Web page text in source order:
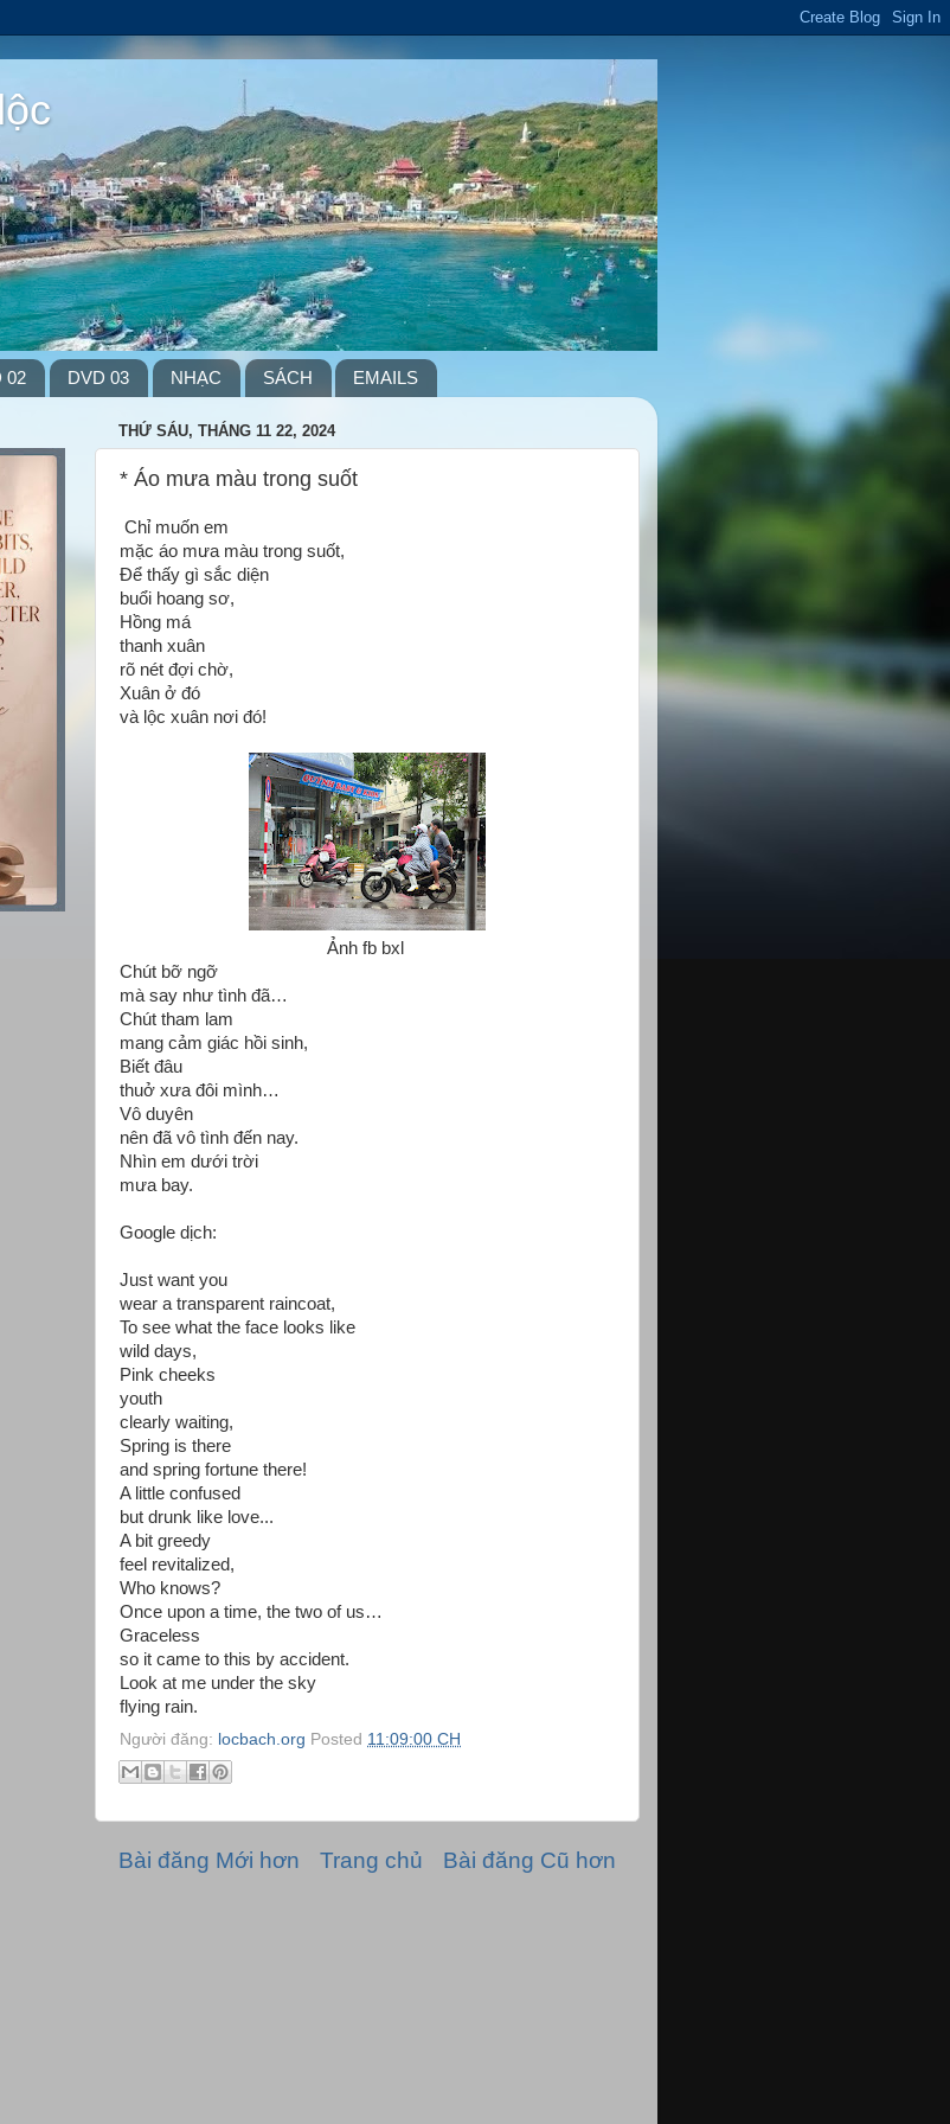
02 DVD 03 NHẠC SÁCH EMAILS
THỨ SÁU, THÁNG 11 22, 2024
* Áo mưa màu trong suốt
Chỉ muốn em
mặc áo mưa màu trong suốt,
Để thấy gì sắc diện
buổi hoang sơ,
Hồng má
thanh xuân
rõ nét đợi chờ,
Xuân ở đó
và lộc xuân nơi đó!
Ảnh fb bxl
Chút bỡ ngỡ
mà say như tình đã…
Chút tham lam
mang cảm giác hồi sinh,
Biết đâu
thuở xưa đôi mình…
Vô duyên
nên đã vô tình đến nay.
Nhìn em dưới trời
mưa bay.
Google dịch:
Just want you
wear a transparent raincoat,
To see what the face looks like
wild days,
Pink cheeks
youth
clearly waiting,
Spring is there
and spring fortune there!
A little confused
but drunk like love...
A bit greedy
feel revitalized,
Who knows?
Once upon a time, the two of us…
Graceless
so it came to this by accident.
Look at me under the sky
flying rain.
Người đăng: locbach.org Posted 11:09:00 CH
Bài đăng Mới hơn Bài đăng Cũ hơn
Trang chủ